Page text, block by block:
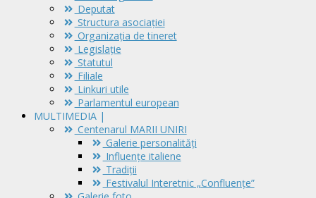
Deputat
Structura asociației
Organizația de tineret
Legislație
Statutul
Filiale
Linkuri utile
Parlamentul european
MULTIMEDIA |
Centenarul MARII UNIRI
Galerie personalități
Influențe italiene
Tradiții
Festivalul Interetnic „Confluențe”